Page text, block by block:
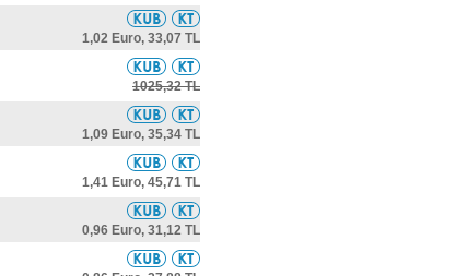
1,02 Euro, 33,07 TL
1025,32 TL
1,09 Euro, 35,34 TL
1,41 Euro, 45,71 TL
0,96 Euro, 31,12 TL